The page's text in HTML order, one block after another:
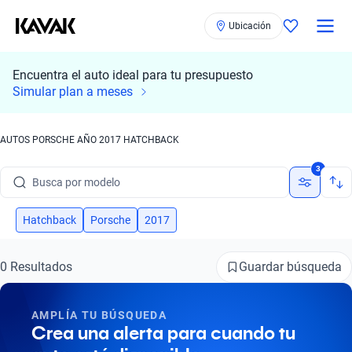
Ubicación
Encuentra el auto ideal para tu presupuesto
Simular plan a meses
AUTOS PORSCHE AÑO 2017 HATCHBACK
Busca por modelo
Busca por versión
Busca por marca
Busca por modelo
3
Hatchback Porsche 2017
0 Resultados Guardar búsqueda
AMPLÍA TU BÚSQUEDA
Crea una alerta para cuando tu